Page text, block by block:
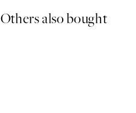
Others also bought